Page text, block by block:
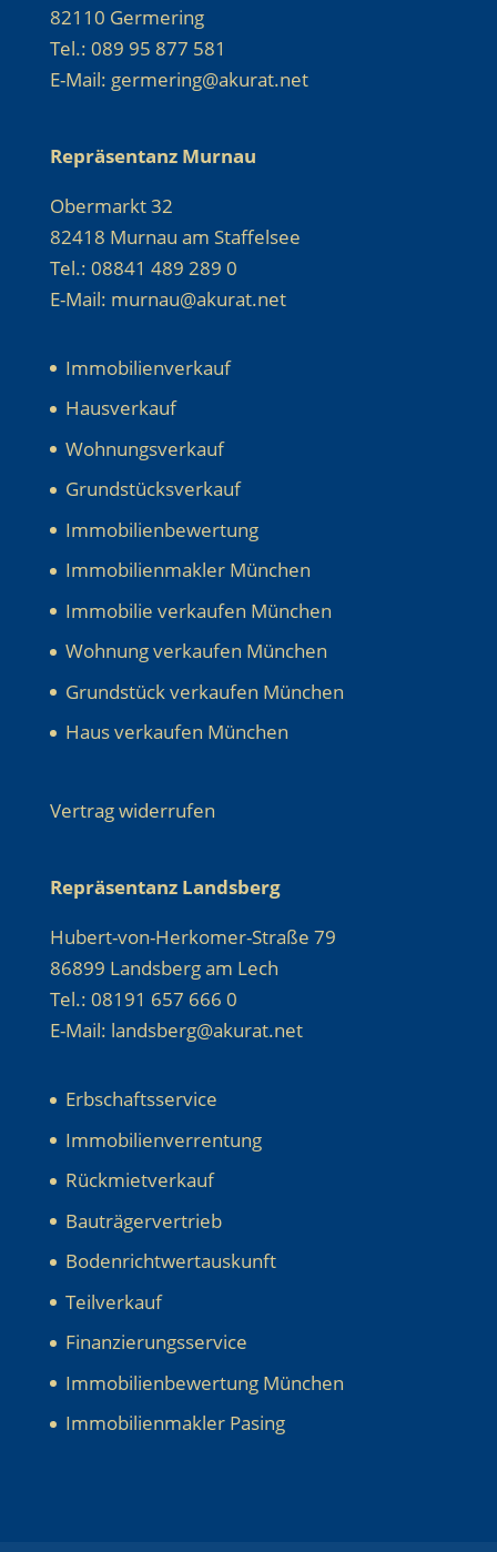
82110 Germering
Tel.: 089 95 877 581
E-Mail: germering@akurat.net
Repräsentanz Murnau
Obermarkt 32
82418 Murnau am Staffelsee
Tel.: 08841 489 289 0
E-Mail: murnau@akurat.net
Immobilienverkauf
Hausverkauf
Wohnungsverkauf
Grundstücksverkauf
Immobilienbewertung
Immobilienmakler München
Immobilie verkaufen München
Wohnung verkaufen München
Grundstück verkaufen München
Haus verkaufen München
Vertrag widerrufen
Repräsentanz Landsberg
Hubert-von-Herkomer-Straße 79
86899 Landsberg am Lech
Tel.: 08191 657 666 0
E-Mail: landsberg@akurat.net
Erbschaftsservice
Immobilienverrentung
Rückmietverkauf
Bauträgervertrieb
Bodenrichtwertauskunft
Teilverkauf
Finanzierungsservice
Immobilienbewertung München
Immobilienmakler Pasing